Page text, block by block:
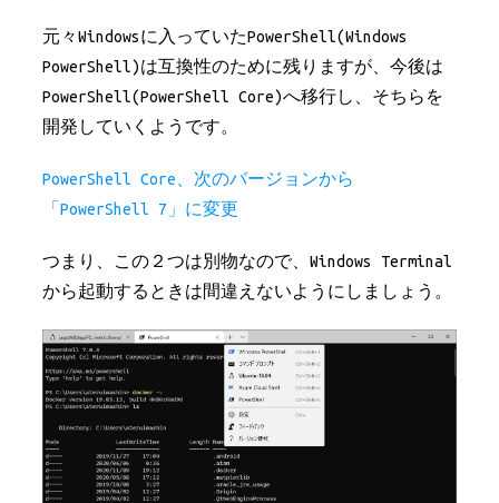
元々Windowsに入っていたPowerShell(Windows
PowerShell)は互換性のために残りますが、今後は
PowerShell(PowerShell Core)へ移行し、そちらを
開発していくようです。
PowerShell Core、次のバージョンから
「PowerShell 7」に変更
つまり、この２つは別物なので、Windows Terminal
から起動するときは間違えないようにしましょう。